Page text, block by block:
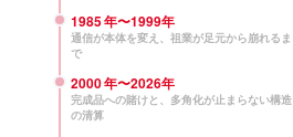
1985年〜1999年
通信が本体を変え、祖業が足元から崩れるま
で
2000年〜2026年
完成品への賭けと、多角化が止まらない構造
の清算